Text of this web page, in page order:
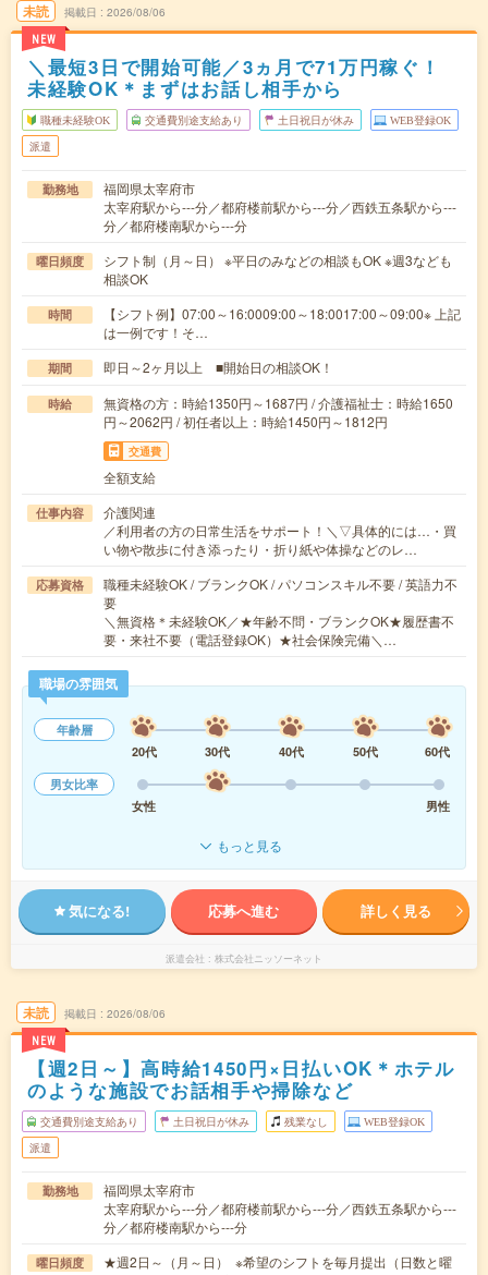
未読
NEW
掲載日 2026/08/06
＼最短3日で開始可能／3ヵ月で71万円稼ぐ！
未経験OK＊まずはお話し相手から
職種未経験OK 交通費別途支給あり 土日祝日が休み WEB登録OK
派遣
勤務地
福岡県太宰府市
太宰府駅から---分／都府楼前駅から---分／西鉄五条駅から---
分／都府楼南駅から---分
曜日頻度
シフト制（月～日） ※平日のみなどの相談もOK ※週3なども
相談OK
時間
【シフト例】07:00～16:0009:00～18:0017:00～09:00※ 上記
は一例です！そ…
期間 即日～2ヶ月以上 ■開始日の相談OK！
時給
無資格の方：時給1350円～1687円 / 介護福祉士：時給1650
円～2062円 / 初任者以上：時給1450円～1812円
交通費
全額支給
仕事内容
介護関連
／利用者の方の日常生活をサポート！＼▽具体的には…・買
い物や散歩に付き添ったり・折り紙や体操などのレ…
応募資格
職種未経験OK / ブランクOK / パソコンスキル不要 / 英語力不
要
＼無資格＊未経験OK／★年齢不問・ブランクOK★履歴書不
要・来社不要（電話登録OK）★社会保険完備＼…
職場の雰囲気
年齢層
20代
30代 40代 50代
60代
男女比率
女性
男性
もっと見る
気になる! 応募へ進む 詳しく見る
派遣会社 株式会社ニッソーネット
未読
NEW
掲載日 2026/08/06
【週2日～】高時給1450円×日払いOK＊ホテル
のような施設でお話相手や掃除など
交通費別途支給あり 土日祝日が休み 残業なし WEB登録OK
派遣
勤務地
福岡県太宰府市
太宰府駅から---分／都府楼前駅から---分／西鉄五条駅から---
分／都府楼南駅から---分
曜日頻度
★週2日～（月～日） ※希望のシフトを毎月提出（日数と曜